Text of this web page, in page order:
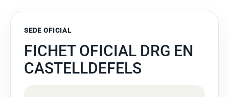
SEDE OFICIAL
FICHET OFICIAL DRG EN
CASTELLDEFELS